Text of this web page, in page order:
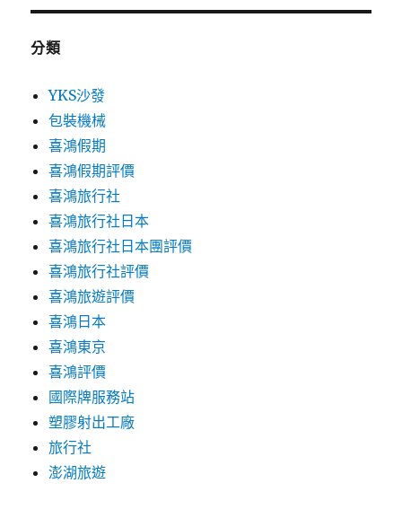
分類
YKS沙發
包裝機械
喜鴻假期
喜鴻假期評價
喜鴻旅行社
喜鴻旅行社日本
喜鴻旅行社日本團評價
喜鴻旅行社評價
喜鴻旅遊評價
喜鴻日本
喜鴻東京
喜鴻評價
國際牌服務站
塑膠射出工廠
旅行社
澎湖旅遊